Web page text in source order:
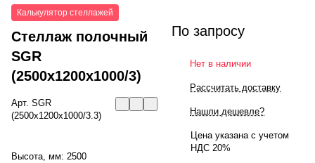
Калькулятор стеллажей
Стеллаж полочный
SGR
(2500x1200x1000/3)
Арт. SGR
(2500x1200x1000/3.3)
Высота, мм: 2500
По запросу
Нет в наличии
Рассчитать доставку
Нашли дешевле?
Цена указана с учетом
НДС 20%